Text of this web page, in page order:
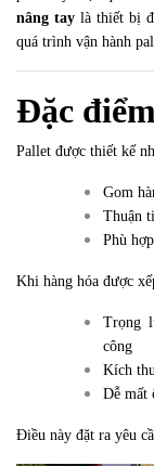
nâng tay là thiết bị
quá trình vận hành
Đặc
Pallet được thiết kế
Gom
Thuận
Phù
Khi hàng hóa được
Trọng
công
Kích
Dễ mất
Điều này đặt ra yêu